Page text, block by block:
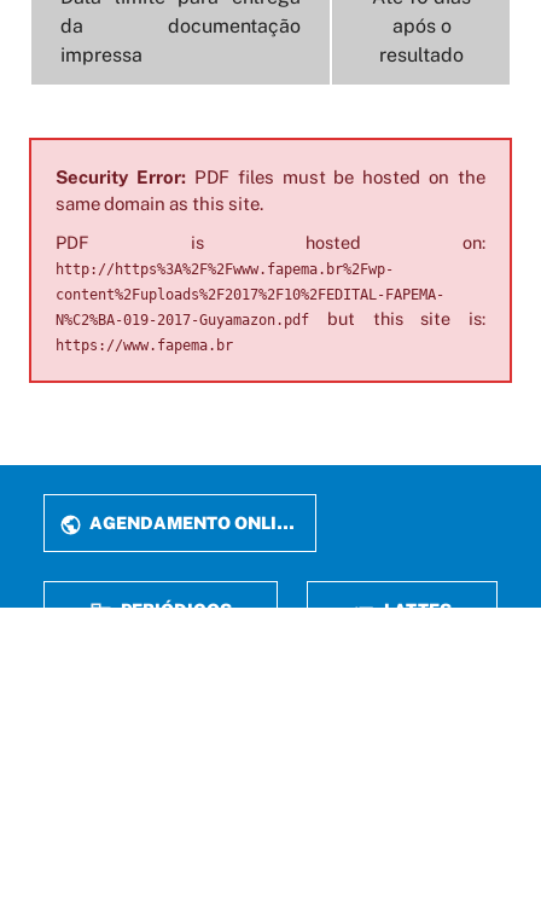
da documentação
impressa
após o
resultado
Security Error:PDF files must be hosted on the
same domain as this site.
PDF is hosted on:
http://https%3A%2F%2Fwww.fapema.br%2Fwp-
content%2Fuploads%2F2017%2F10%2FEDITAL-FAPEMA-
N%C2%BA-019-2017-Guyamazon.pdf
but this site is:
https://www.fapema.br
AGENDAMENTO ONLINE
PERIÓDICOS LATTES